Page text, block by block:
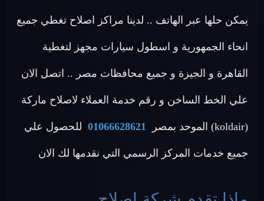
يمكن حلها عبر الهاتف .. لدينا مراكز اصلاح تغطي جميع
انحاء الجمهورية و اسطول سيارات مجهز لتغطية
القاهرة و الجيزة و جميع محافظات مصر .. اتصل الان
علي الخط الساخن و رقم خدمة العملاء لاصلاح ماركة
(koldair) الموحد بمصر 01066628621 للحصول علي
جميع خدمات المركز الرسمي التي نقدمها لك الان